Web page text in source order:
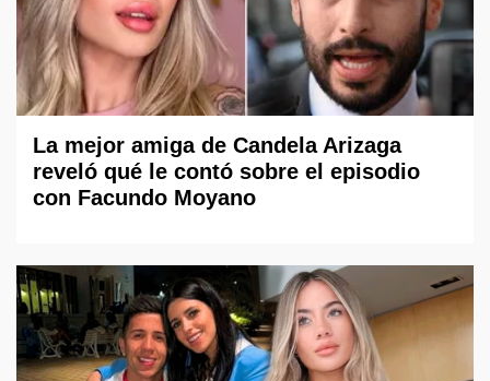
La mejor amiga de Candela Arizaga
reveló qué le contó sobre el episodio
con Facundo Moyano